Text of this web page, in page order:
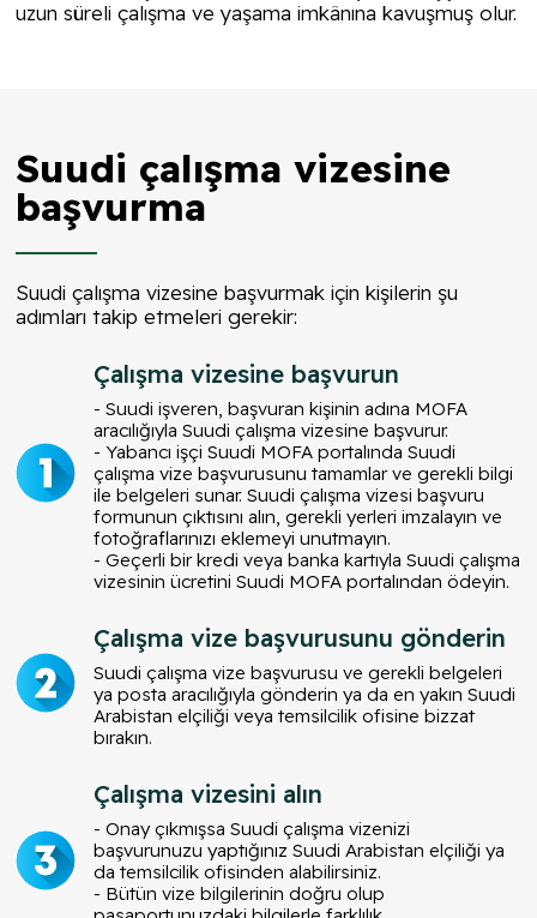
uzun süreli çalışma ve yaşama imkânına kavuşmuş olur.
Suudi çalışma vizesine
başvurma
Suudi çalışma vizesine başvurmak için kişilerin şu
adımları takip etmeleri gerekir:
Çalışma vizesine başvurun
- Suudi işveren, başvuran kişinin adına MOFA
aracılığıyla Suudi çalışma vizesine başvurur.
- Yabancı işçi Suudi MOFA portalında Suudi
çalışma vize başvurusunu tamamlar ve gerekli bilgi
ile belgeleri sunar. Suudi çalışma vizesi başvuru
formunun çıktısını alın, gerekli yerleri imzalayın ve
fotoğraflarınızı eklemeyi unutmayın.
- Geçerli bir kredi veya banka kartıyla Suudi çalışma
vizesinin ücretini Suudi MOFA portalından ödeyin.
Çalışma vize başvurusunu gönderin
Suudi çalışma vize başvurusu ve gerekli belgeleri
ya posta aracılığıyla gönderin ya da en yakın Suudi
Arabistan elçiliği veya temsilcilik ofisine bizzat
bırakın.
Çalışma vizesini alın
- Onay çıkmışsa Suudi çalışma vizenizi
başvurunuzu yaptığınız Suudi Arabistan elçiliği ya
da temsilcilik ofisinden alabilirsiniz.
- Bütün vize bilgilerinin doğru olup